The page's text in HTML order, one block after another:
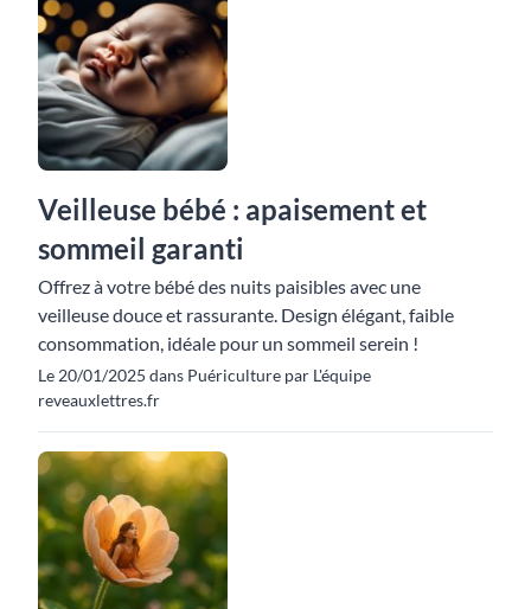
Veilleuse bébé : apaisement et
sommeil garanti
Offrez à votre bébé des nuits paisibles avec une
veilleuse douce et rassurante. Design élégant, faible
consommation, idéale pour un sommeil serein !
Le 20/01/2025 dans Puériculture par L'équipe
reveauxlettres.fr